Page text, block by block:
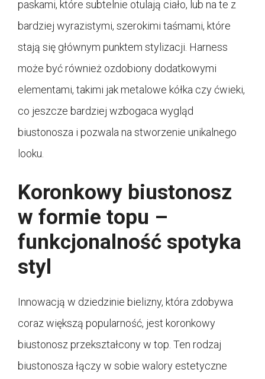
paskami, które subtelnie otulają ciało, lub na te z
bardziej wyrazistymi, szerokimi taśmami, które
stają się głównym punktem stylizacji. Harness
może być również ozdobiony dodatkowymi
elementami, takimi jak metalowe kółka czy ćwieki,
co jeszcze bardziej wzbogaca wygląd
biustonosza i pozwala na stworzenie unikalnego
looku.
Koronkowy biustonosz
w formie topu –
funkcjonalność spotyka
styl
Innowacją w dziedzinie bielizny, która zdobywa
coraz większą popularność, jest koronkowy
biustonosz przekształcony w top. Ten rodzaj
biustonosza łączy w sobie walory estetyczne